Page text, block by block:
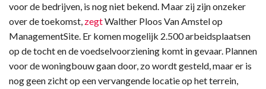
voor de bedrijven, is nog niet bekend. Maar zij zijn onzeker
over de toekomst, zegtWalther Ploos Van Amstel op
ManagementSite. Er komen mogelijk 2.500 arbeidsplaatsen
op de tocht en de voedselvoorziening komt in gevaar. Plannen
voor de woningbouw gaan door, zo wordt gesteld, maar er is
nog geen zicht op een vervangende locatie op het terrein,